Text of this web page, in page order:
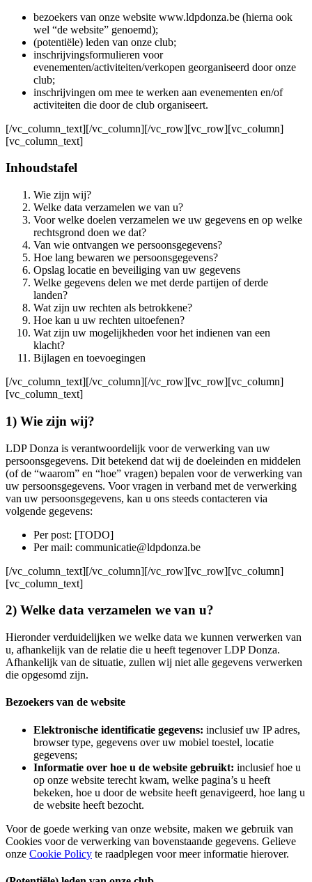
bezoekers van onze website www.ldpdonza.be (hierna ook
wel “de website” genoemd);
(potentiële) leden van onze club;
inschrijvingsformulieren voor
evenementen/activiteiten/verkopen georganiseerd door onze
club;
inschrijvingen om mee te werken aan evenementen en/of
activiteiten die door de club organiseert.
[/vc_column_text][/vc_column][/vc_row][vc_row][vc_column]
[vc_column_text]
Inhoudstafel
Wie zijn wij?
Welke data verzamelen we van u?
Voor welke doelen verzamelen we uw gegevens en op welke
rechtsgrond doen we dat?
Van wie ontvangen we persoonsgegevens?
Hoe lang bewaren we persoonsgegevens?
Opslag locatie en beveiliging van uw gegevens
Welke gegevens delen we met derde partijen of derde
landen?
Wat zijn uw rechten als betrokkene?
Hoe kan u uw rechten uitoefenen?
Wat zijn uw mogelijkheden voor het indienen van een
klacht?
Bijlagen en toevoegingen
[/vc_column_text][/vc_column][/vc_row][vc_row][vc_column]
[vc_column_text]
1) Wie zijn wij?
LDP Donza is verantwoordelijk voor de verwerking van uw
persoonsgegevens. Dit betekend dat wij de doeleinden en middelen
(of de “waarom” en “hoe” vragen) bepalen voor de verwerking van
uw persoonsgegevens. Voor vragen in verband met de verwerking
van uw persoonsgegevens, kan u ons steeds contacteren via
volgende gegevens:
Per post: [TODO]
Per mail: communicatie@ldpdonza.be
[/vc_column_text][/vc_column][/vc_row][vc_row][vc_column]
[vc_column_text]
2) Welke data verzamelen we van u?
Hieronder verduidelijken we welke data we kunnen verwerken van
u, afhankelijk van de relatie die u heeft tegenover LDP Donza.
Afhankelijk van de situatie, zullen wij niet alle gegevens verwerken
die opgesomd zijn.
Bezoekers van de website
Elektronische identificatie gegevens: inclusief uw IP adres,
browser type, gegevens over uw mobiel toestel, locatie
gegevens;
Informatie over hoe u de website gebruikt: inclusief hoe u
op onze website terecht kwam, welke pagina’s u heeft
bekeken, hoe u door de website heeft genavigeerd, hoe lang u
de website heeft bezocht.
Voor de goede werking van onze website, maken we gebruik van
Cookies voor de verwerking van bovenstaande gegevens. Gelieve
onze Cookie Policy te raadplegen voor meer informatie hierover.